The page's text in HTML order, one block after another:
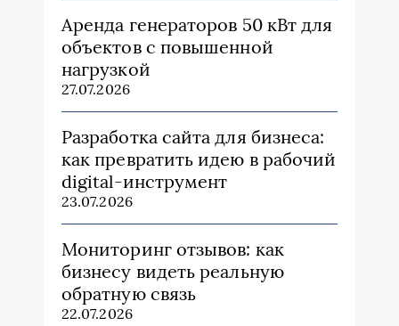
Аренда генераторов 50 кВт для
объектов с повышенной
нагрузкой
27.07.2026
Разработка сайта для бизнеса:
как превратить идею в рабочий
digital-инструмент
23.07.2026
Мониторинг отзывов: как
бизнесу видеть реальную
обратную связь
22.07.2026